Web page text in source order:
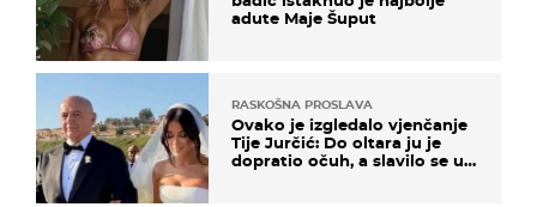
adute Maje Šuput
RASKOŠNA PROSLAVA
Ovako je izgledalo vjenčanje
Tije Jurčić: Do oltara ju je
dopratio očuh, a slavilo se uz